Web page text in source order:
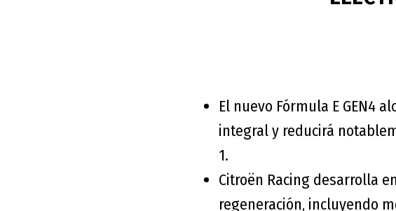
El nuevo Fórmula E GEN4
integral y reducirá
1.
Citroën Racing desarrolla
regeneración, incluyendo